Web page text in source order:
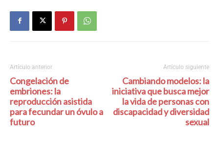
Artículo anterior
Congelación de
embriones: la
reproducción asistida
para fecundar un óvulo a
futuro
Artículo siguiente
Cambiando modelos: la
iniciativa que busca mejor
la vida de personas con
discapacidad y diversidad
sexual